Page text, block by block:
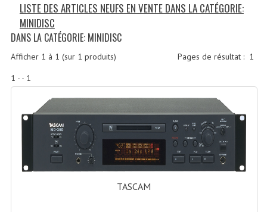
Le Matériel D´occasion
Recevoir Nos Promotions
Sonorisation
Accessoires Pieds Cellules Diamants
LISTE DES ARTICLES NEUFS EN VENTE DANS LA CATÉGORIE:
MINIDISC
DANS LA CATÉGORIE: MINIDISC
Pages de résultat : 1
Afficher 1 à 1 (sur 1 produits)
1 - - 1
TASCAM